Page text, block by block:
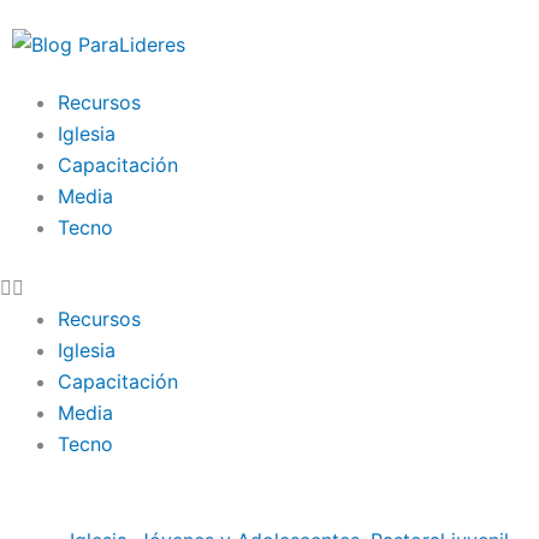
al
Recursos
Iglesia
Capacitación
Media
Tecno
Recursos
Iglesia
Capacitación
Media
Tecno